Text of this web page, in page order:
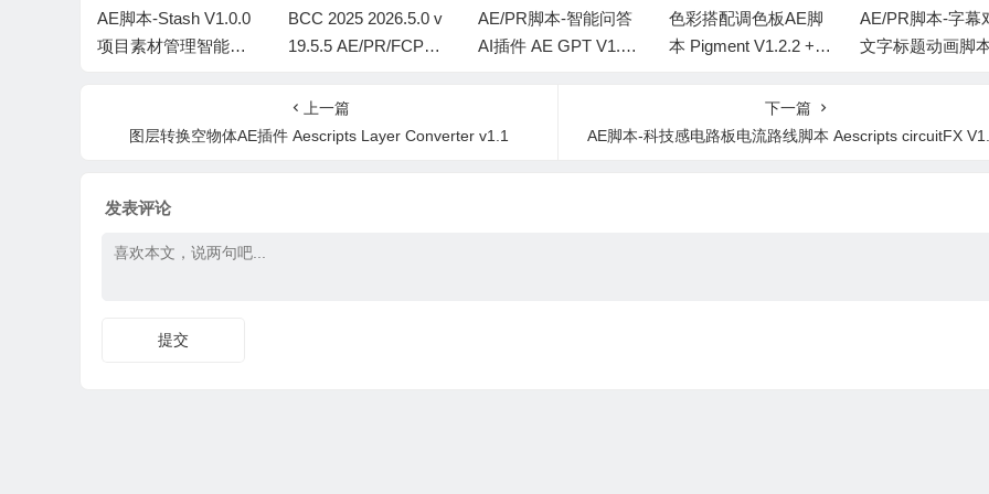
AE脚本-Stash V1.0.0
项目素材管理智能搜
BCC 2025 2026.5.0 v
19.5.5 AE/PR/FCPX/A
插件Continuum Win/M
ac Intel/M芯片
AE/PR脚本-智能问答
AI插件 AE GPT V1.2.
色彩搭配调色板AE脚
本 Pigment V1.2.2 +
AE/PR脚本-字幕
文字标题动画脚
上一篇
图层转换空物体AE插件 Aescripts Layer Converter v1.1
下一篇
AE脚本-科技感电路板电流路线脚本 Aescripts circuitFX
发表评论